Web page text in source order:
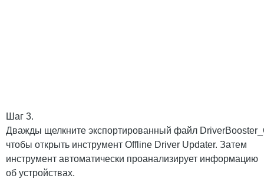
Шаг 3.
Дважды щелкните экспортированный файл
чтобы открыть инструмент Offline Driver Updater. Затем
инструмент автоматически проанализирует информацию
об устройствах.